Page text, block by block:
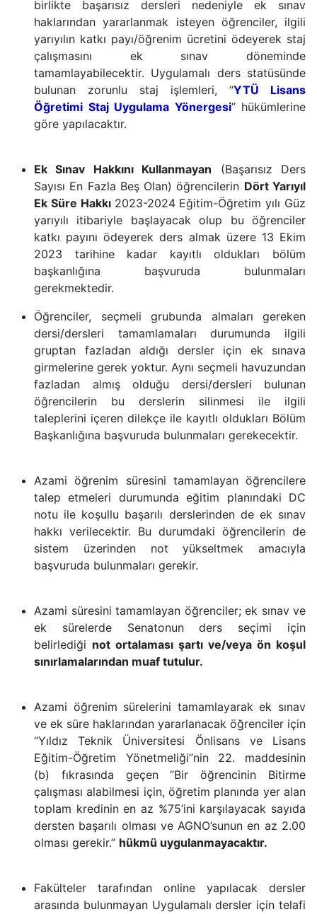
birlikte başarısız dersleri nedeniyle ek sınav
haklarından yararlanmak isteyen öğrenciler, ilgili
yarıyılın katkı payı/öğrenim ücretini ödeyerek staj
çalışmasını ek sınav döneminde
tamamlayabilecektir. Uygulamalı ders statüsünde
bulunan zorunlu staj işlemleri, “YTÜ Lisans
Öğretimi Staj Uygulama Yönergesi” hükümlerine
göre yapılacaktır.
Ek Sınav Hakkını Kullanmayan (Başarısız Ders
Sayısı En Fazla Beş Olan) öğrencilerin Dört Yarıyıl
Ek Süre Hakkı 2023-2024 Eğitim-Öğretim yılı Güz
yarıyılı itibariyle başlayacak olup bu öğrenciler
katkı payını ödeyerek ders almak üzere 13 Ekim
2023 tarihine kadar kayıtlı oldukları bölüm
başkanlığına başvuruda bulunmaları
gerekmektedir.
Öğrenciler, seçmeli grubunda almaları gereken
dersi/dersleri tamamlamaları durumunda ilgili
gruptan fazladan aldığı dersler için ek sınava
girmelerine gerek yoktur. Aynı seçmeli havuzundan
fazladan almış olduğu dersi/dersleri bulunan
öğrencilerin bu derslerin silinmesi ile ilgili
taleplerini içeren dilekçe ile kayıtlı oldukları Bölüm
Başkanlığına başvuruda bulunmaları gerekecektir.
Azami öğrenim süresini tamamlayan öğrencilere
talep etmeleri durumunda eğitim planındaki DC
notu ile koşullu başarılı derslerinden de ek sınav
hakkı verilecektir. Bu durumdaki öğrencilerin de
sistem üzerinden not yükseltmek amacıyla
başvuruda bulunmaları gerekir.
Azami süresini tamamlayan öğrenciler; ek sınav ve
ek sürelerde Senatonun ders seçimi için
belirlediği not ortalaması şartı ve/veya ön koşul
sınırlamalarından muaf tutulur.
Azami öğrenim sürelerini tamamlayarak ek sınav
ve ek süre haklarından yararlanacak öğrenciler için
“Yıldız Teknik Üniversitesi Önlisans ve Lisans
Eğitim-Öğretim Yönetmeliği”nin 22. maddesinin
(b) fıkrasında geçen “Bir öğrencinin Bitirme
çalışması alabilmesi için, öğretim planında yer alan
toplam kredinin en az %75’ini karşılayacak sayıda
dersten başarılı olması ve AGNO’sunun en az 2.00
olması gerekir.” hükmü uygulanmayacaktır.
Fakülteler tarafından online yapılacak dersler
arasında bulunmayan Uygulamalı dersler için telafi